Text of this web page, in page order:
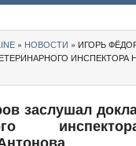
» НОВОСТИ » ИГОРЬ
ИНСПЕКТОРА
заслушал